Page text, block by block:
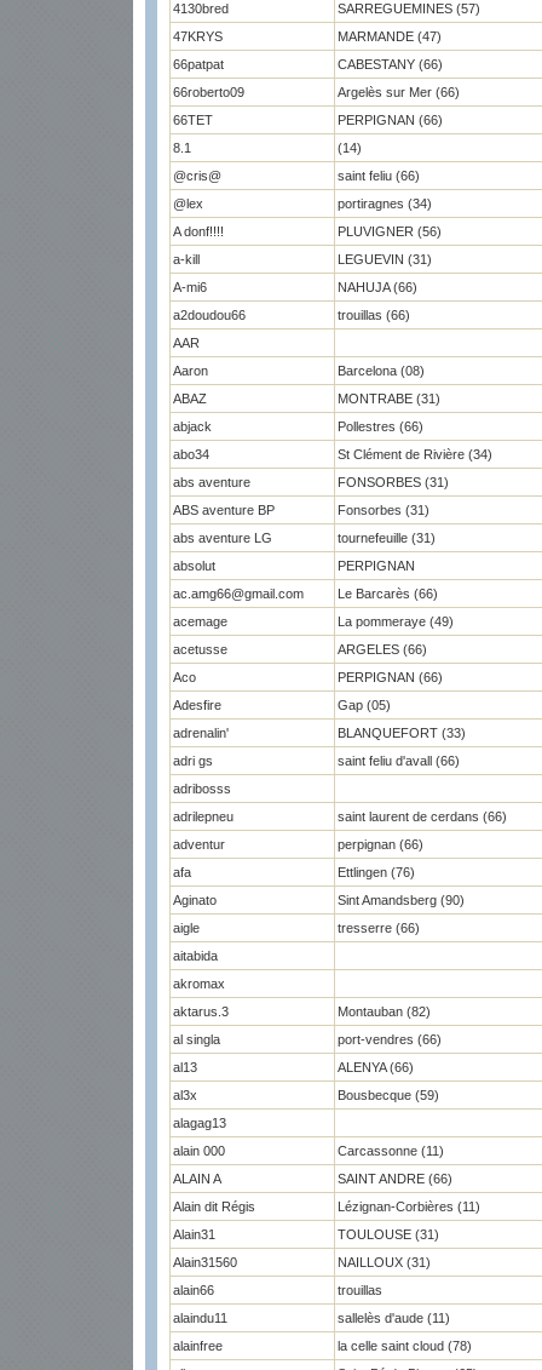
4130bred
SARREGUEMINES (57)
47KRYS
MARMANDE (47)
66patpat
CABESTANY (66)
66roberto09
Argelès sur Mer (66)
66TET
PERPIGNAN (66)
8.1
(14)
@cris@
saint feliu (66)
@lex
portiragnes (34)
A donf!!!!
PLUVIGNER (56)
a-kill
LEGUEVIN (31)
A-mi6
NAHUJA (66)
a2doudou66
trouillas (66)
AAR
Aaron
Barcelona (08)
ABAZ
MONTRABE (31)
abjack
Pollestres (66)
abo34
St Clément de Rivière (34)
abs aventure
FONSORBES (31)
ABS aventure BP
Fonsorbes (31)
abs aventure LG
tournefeuille (31)
absolut
PERPIGNAN
ac.amg66@gmail.com
Le Barcarès (66)
acemage
La pommeraye (49)
acetusse
ARGELES (66)
Aco
PERPIGNAN (66)
Adesfire
Gap (05)
adrenalin'
BLANQUEFORT (33)
adri gs
saint feliu d'avall (66)
adribosss
adrilepneu
saint laurent de cerdans (66)
adventur
perpignan (66)
afa
Ettlingen (76)
Aginato
Sint Amandsberg (90)
aigle
tresserre (66)
aitabida
akromax
aktarus.3
Montauban (82)
al singla
port-vendres (66)
al13
ALENYA (66)
al3x
Bousbecque (59)
alagag13
alain 000
Carcassonne (11)
ALAIN A
SAINT ANDRE (66)
Alain dit Régis
Lézignan-Corbières (11)
Alain31
TOULOUSE (31)
Alain31560
NAILLOUX (31)
alain66
trouillas
alaindu11
sallelès d'aude (11)
alainfree
la celle saint cloud (78)